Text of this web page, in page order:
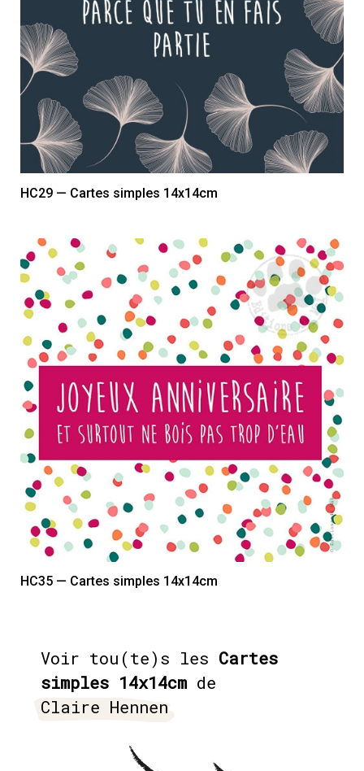
HC29 — Cartes simples 14x14cm
HC35 — Cartes simples 14x14cm
Voir tou(te)s les Cartes
simples 14x14cmde
Claire Hennen